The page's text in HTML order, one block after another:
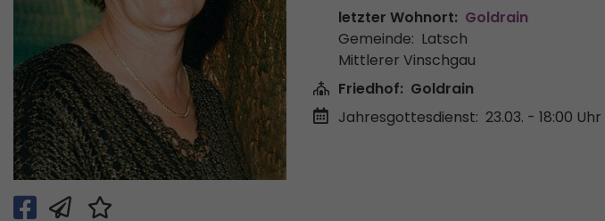
letzter Wohnort: Goldrain
Gemeinde: Latsch
Mittlerer Vinschgau
Friedhof: Goldrain
Jahresgottesdienst: 23.03. - 18:00 Uhr